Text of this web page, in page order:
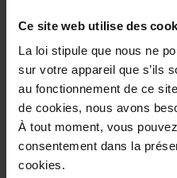
Ce site web utilise des
La loi stipule que nous ne
sur votre appareil que s’ils
au fonctionnement de ce
de cookies, nous avons
À tout moment, vous
consentement dans la
cookies.
123,50 € Ajouter